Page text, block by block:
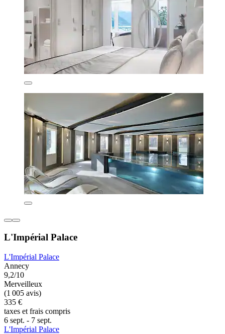
L'Impérial Palace
L'Impérial Palace
Annecy
9,2/10
Merveilleux
(1 005 avis)
335 €
taxes et frais compris
6 sept. - 7 sept.
L'Impérial Palace